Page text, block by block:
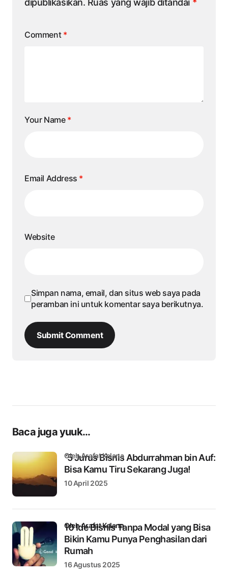
dipublikasikan. Ruas yang wajib ditandai *
Comment *
Your Name *
Email Address *
Website
Simpan nama, email, dan situs web saya pada
peramban ini untuk komentar saya berikutnya.
Submit Comment
Baca juga yuuk...
“5 Jurus Bisnis Abdurrahman bin Auf:
Bisa Kamu Tiru Sekarang Juga!
oleh Arafat Kelana
10 April 2025
10 Ide Bisnis Tanpa Modal yang Bisa
Bikin Kamu Punya Penghasilan dari
Rumah
oleh Arafat Kelana
16 Agustus 2025